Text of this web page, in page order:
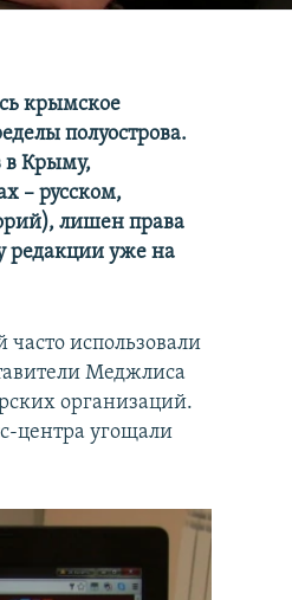
крымское
полуострова.
в Крыму,
– русском,
лишен права
редакции уже на
использовали
Меджлиса
организаций.
центра угощали